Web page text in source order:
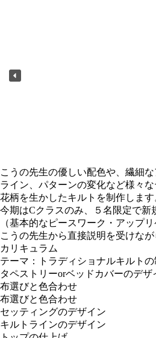
こうの先生の優しい配色や、繊細
ライン、パターンの変化など様々な
花柄を生かしたキルトを制作します
今期はCクラスのみ、５名限定で新
（基本的なピースワーク・アップリ
こうの先生から直接説明を受けなが
カリキュラム
テーマ：トラディショナルキルト
タペストリーorベッドカバーのデザ
布選びと色合わせ
布選びと色合わせ
セッティングのデザイン
キルトラインのデザイン